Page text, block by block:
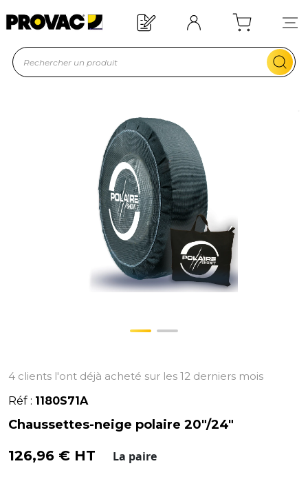
Offre de bienvenue : 20€ offerts !
En savoir plus
4 clients l'ont déjà acheté sur les 12 derniers mois
Réf : 1180S71A
Chaussettes-neige polaire 20"/24"
126,96 € HT La paire